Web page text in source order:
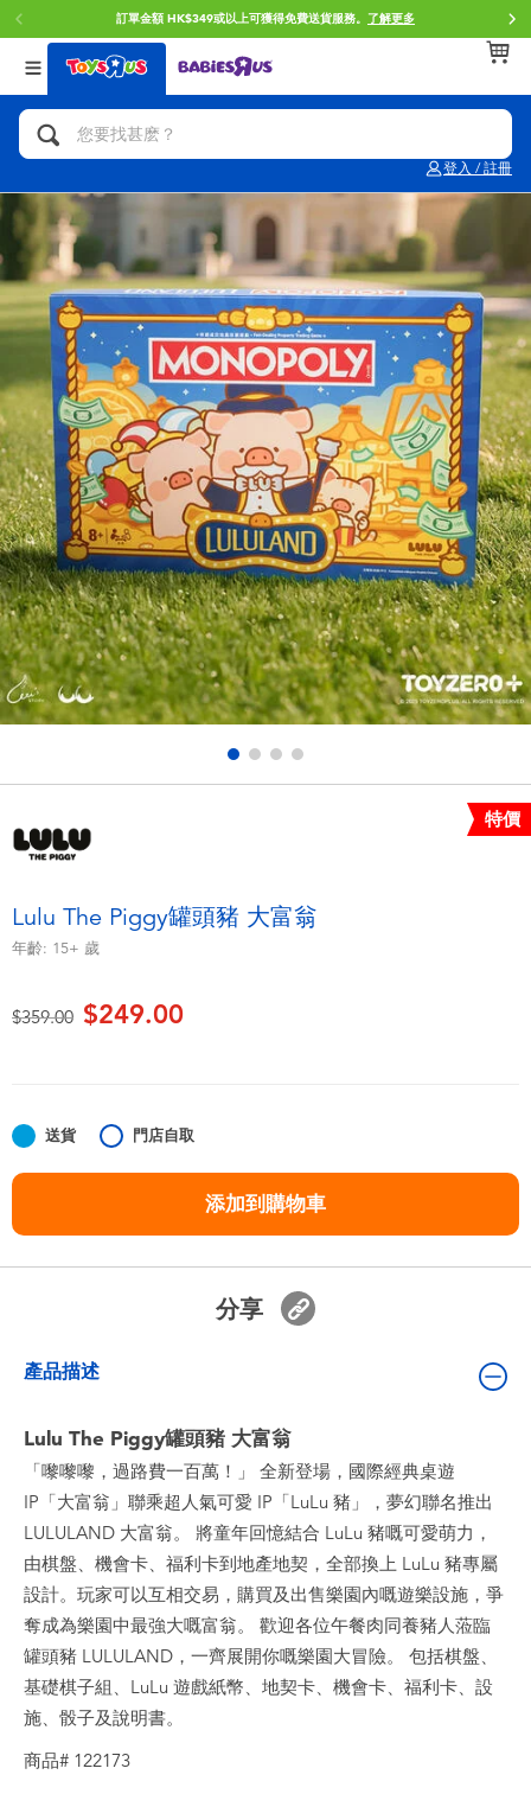
訂單金額 HK$349或以上可獲得免費送貨服務。 了解更多
登入 / 註冊
返回
分類目錄
人氣英雄,角色扮演,射擊玩具
單車,滑板車,騎乘車
拼砌組合及樂高LEGO
玩具車,貨車,火車及遙控系列
手工藝,文具,蠟筆,泥膠,畫板
娃娃, 芭比,收藏公仔
電子玩具
遊戲及拼圖系列
益智學習玩具
毛毛公仔玩具
夏日用品
任天堂 Switch
返回
品牌
Brunch Brother 早午餐兄弟
Toy Story反斗奇兵
Spider-Man蜘蛛俠
Mini Brands
Play-Doh培樂多
Pokemon寶可夢
playpop
LEGO樂高
LeapFrog跳跳蛙
返回
年齢
0~2歳
3~4歳
5~7歳
8~11歳
12~14歳
14歳以上
特價
Lulu The Piggy罐頭豬 大富翁
年齡: 15+ 歲
價格從
$359.00至$249.00
送貨 門店自取
添加到購物車
分享
產品描述
Lulu The Piggy罐頭豬 大富翁
「嚟嚟嚟，過路費一百萬！」 全新登場，國際經典桌遊
IP「大富翁」聯乘超人氣可愛 IP「LuLu 豬」，夢幻聯名推出
LULULAND 大富翁。 將童年回憶結合 LuLu 豬嘅可愛萌力，
由棋盤、機會卡、福利卡到地產地契，全部換上 LuLu 豬專屬
設計。玩家可以互相交易，購買及出售樂園內嘅遊樂設施，爭
奪成為樂園中最強大嘅富翁。 歡迎各位午餐肉同養豬人蒞臨
罐頭豬 LULULAND，一齊展開你嘅樂園大冒險。 包括棋盤、
基礎棋子組、LuLu 遊戲紙幣、地契卡、機會卡、福利卡、設
施、骰子及說明書。
商品# 122173